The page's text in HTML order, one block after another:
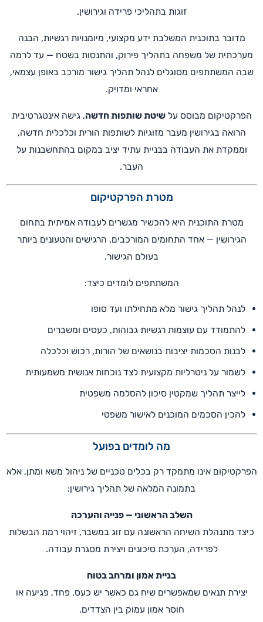
זוגות בתהליכי פרידה וגירושין.
מדובר בתוכנית המשלבת ידע מקצועי, מיומנויות רגשיות, הבנה
מערכתית של משפחה בתהליך פירוק, והתנסות בשטח — עד לרמה
שבה המשתתפים מסוגלים לנהל תהליך גישור מורכב באופן עצמאי,
אחראי ומדויק.
הפרקטיקום מבוסס עלשיטת שותפות חדשה, גישה אינטגרטיבית
הרואה בגירושין מעבר מזוגיות לשותפות הורית וכלכלית חדשה,
וממקדת את העבודה בבניית עתיד יציב במקום בהתחשבנות על
העבר.
מטרת הפרקטיקום
מטרת התוכנית היא להכשיר מגשרים לעבודה אמיתית בתחום
הגירושין — אחד התחומים המורכבים, הרגישים והטעונים ביותר
בעולם הגישור.
המשתתפים לומדים כיצד:
לנהל תהליך גישור מלא מתחילתו ועד סופו
להתמודד עם עוצמות רגשיות גבוהות, כעסים ומשברים
לבנות הסכמות יציבות בנושאים של הורות, רכוש וכלכלה
לשמור על ניטרליות מקצועית לצד נוכחות אנושית משמעותית
לייצר תהליך שמקטין סיכון להסלמה משפטית
להכין הסכמים המוכנים לאישור משפטי
מה לומדים בפועל
הפרקטיקום אינו מתמקד רק בכלים טכניים של ניהול משא ומתן, אלא
בתמונה המלאה של תהליך גירושין:
השלב הראשוני — פנייה והערכה
כיצד מתנהלת השיחה הראשונה עם זוג במשבר, זיהוי רמת הבשלות
לפרידה, הערכת סיכונים ויצירת מסגרת עבודה.
בניית אמון ומרחב בטוח
יצירת תנאים שמאפשרים שיח גם כאשר יש כעס, פחד, פגיעה או
חוסר אמון עמוק בין הצדדים.